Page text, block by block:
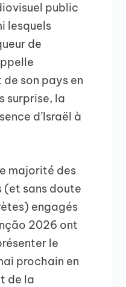
public
lesquels
de
son pays en
surprise, la
d’Israël à
majorité des
sans doute
engagés
2026 ont
le
prochain en
de la